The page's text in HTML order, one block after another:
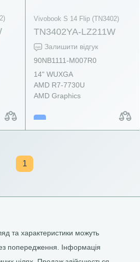
Vivobook S 14 Flip (TN3402)
TN3402YA-LZ211W
Залишити відгук
90NB1111-M007R0
14" WUXGA
AMD R7-7730U
AMD Graphics
1
та характеристики можуть
попередження. Інформація